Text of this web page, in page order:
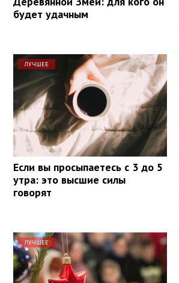
будет удачным
ЛУЧШЕЕ
Если вы просыпаетесь с 3 до 5
утра: это высшие силы
говорят
ЛУЧШЕЕ